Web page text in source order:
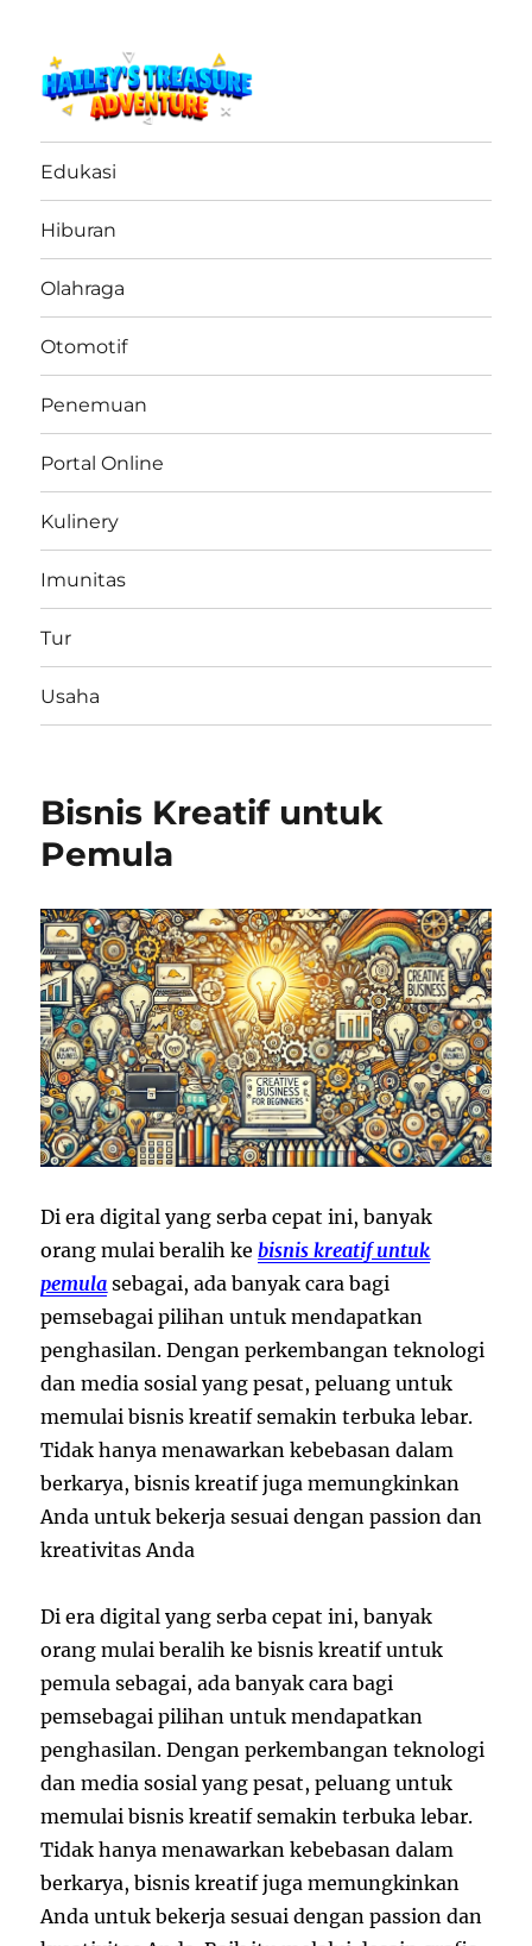
haileystreasureadventure.net
Edukasi
Hiburan
Olahraga
Otomotif
Penemuan
Portal Online
Kulinery
Imunitas
Tur
Usaha
Bisnis Kreatif untuk
Pemula
Di era digital yang serba cepat ini, banyak
orang mulai beralih kebisnis kreatif untuk
pemula sebagai,adabanyakcarabagi
pemsebagai pilihan untuk mendapatkan
penghasilan. Dengan perkembangan teknologi
dan media sosial yang pesat, peluang untuk
memulai bisnis kreatif semakin terbuka lebar.
Tidak hanya menawarkan kebebasan dalam
berkarya, bisnis kreatif juga memungkinkan
Anda untuk bekerja sesuai dengan passion dan
kreativitas Anda
Di era digital yang serba cepat ini, banyak
orang mulai beralih ke bisnis kreatif untuk
pemula sebagai,adabanyakcarabagi
pemsebagai pilihan untuk mendapatkan
penghasilan. Dengan perkembangan teknologi
dan media sosial yang pesat, peluang untuk
memulai bisnis kreatif semakin terbuka lebar.
Tidak hanya menawarkan kebebasan dalam
berkarya, bisnis kreatif juga memungkinkan
Anda untuk bekerja sesuai dengan passion dan